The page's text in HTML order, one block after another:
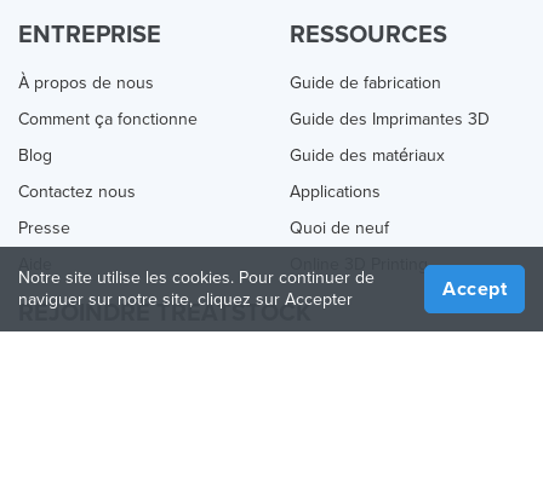
ENTREPRISE
À propos de nous
Comment ça fonctionne
Blog
Contactez nous
Presse
RESSOURCES
Guide de fabrication
Guide des Imprimantes 3D
Guide des matériaux
Applications
Quoi de neuf
Online 3D Printing
REJOINDRE TREATSTOCK
Notre site utilise les cookies. Pour continuer de
naviguer sur notre site, cliquez sur Accepter
Accept